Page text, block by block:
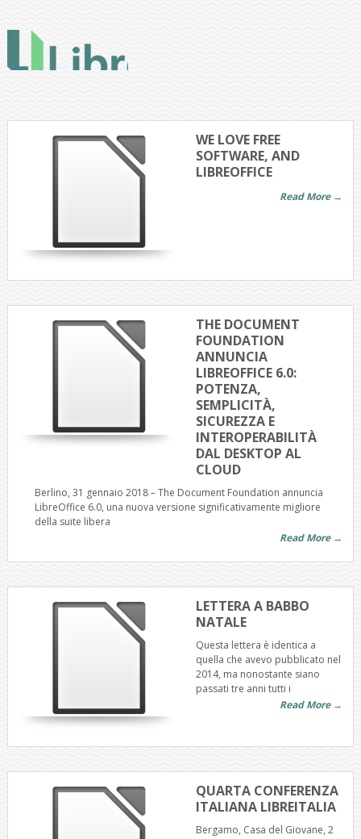
WE LOVE FREE
SOFTWARE, AND
LIBREOFFICE
Read More →
THE DOCUMENT
FOUNDATION
ANNUNCIA
LIBREOFFICE 6.0:
POTENZA,
SEMPLICITÀ,
SICUREZZA E
INTEROPERABILITÀ
DAL DESKTOP AL
CLOUD
Berlino, 31 gennaio 2018 – The Document Foundation annuncia
LibreOffice 6.0, una nuova versione significativamente migliore
della suite libera
Read More →
LETTERA A BABBO
NATALE
Questa lettera è identica a
quella che avevo pubblicato nel
2014, ma nonostante siano
passati tre anni tutti i
Read More →
QUARTA CONFERENZA
ITALIANA LIBREITALIA
Bergamo, Casa del Giovane, 2